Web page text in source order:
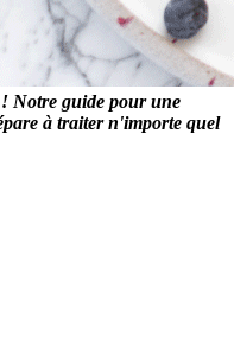
Notre guide pour une
à traiter n'importe quel